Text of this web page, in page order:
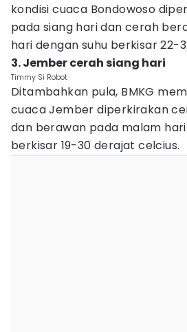
kondisi cuaca Bondowoso
pada siang hari dan cerah
hari dengan suhu berkisar 22-
3. Jember cerah siang hari
Timmy Si Robot
Ditambahkan pula, BMKG
cuaca Jember diperkirakan
dan berawan pada malam
berkisar 19-30 derajat celcius.